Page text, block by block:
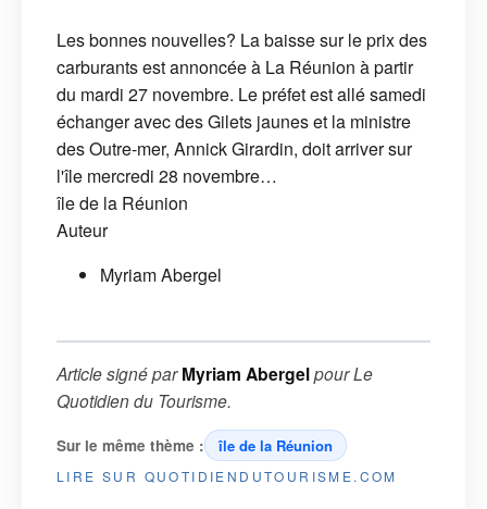
Les bonnes nouvelles? La baisse sur le prix des
carburants est annoncée à La Réunion à partir
du mardi 27 novembre. Le préfet est allé samedi
échanger avec des Gilets jaunes et la ministre
des Outre-mer, Annick Girardin, doit arriver sur
l'île mercredi 28 novembre…
île de la Réunion
Auteur
Myriam Abergel
Article signé parMyriam AbergelpourLe
Quotidien du Tourisme.
Sur le même thème : île de la Réunion
LIRE SUR QUOTIDIENDUTOURISME.COM